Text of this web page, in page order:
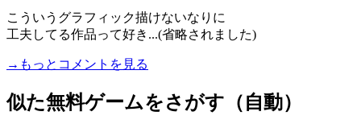
こういうグラフィック描けないなりに
工夫してる作品って好き...(省略されました)
→もっとコメントを見る
似た無料ゲームをさがす（自動）